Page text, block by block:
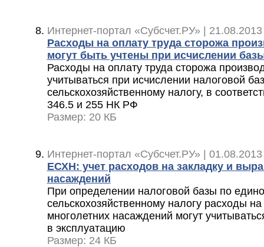
Интернет-портал «Субсчет.РУ» |
Расходы на оплату труда сторожа
могут быть учтены при исчислении
Расходы на оплату труда сторожа
учитываться при исчислении налоговой
сельскохозяйственному налогу, в
346.5 и 255 НК РФ
Размер: 20 КБ
Интернет-портал «Субсчет.РУ» |
ЕСХН: учет расходов на закладку и
насаждений
При определении налоговой базы по
сельскохозяйственному налогу расходы
многолетних насаждений могут
в эксплуатацию
Размер: 24 КБ